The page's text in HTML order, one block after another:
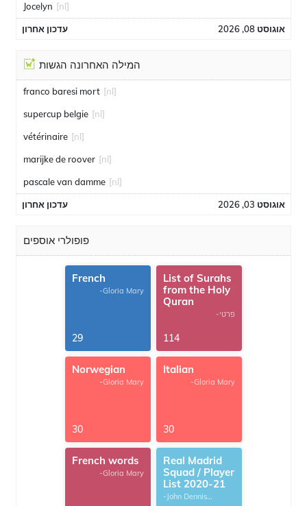
Jocelyn [nl]
עדכון אחרון אוגוסט 08, 2026
המילה האחרונה הגשות
franco baresi mort [nl]
supercup belgie [nl]
vétérinaire [nl]
marijke de roover [nl]
pascale van damme [nl]
עדכון אחרון אוגוסט 03, 2026
פופולרי אוספים
French
-Gloria Mary
29
List of Surahs
from the Holy
Quran
-פרטי
114
Norwegian
-Gloria Mary
30
Italian
-Gloria Mary
30
French words
-Gloria Mary
Real Madrid
Squad / Player
List 2020-21
-John Dennis